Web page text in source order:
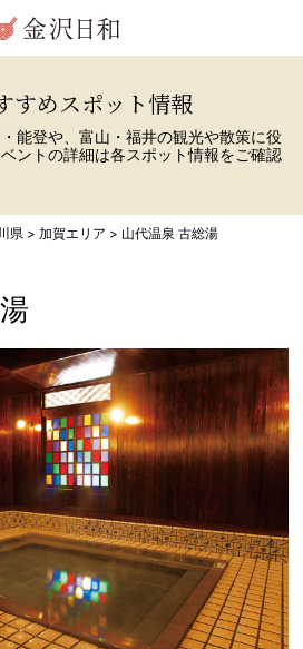
めスポット情報
能登や、富山・福井の観光や散策に役
ントの詳細は各スポット情報をご確認
県 >加賀エリア > 山代温泉 古総湯